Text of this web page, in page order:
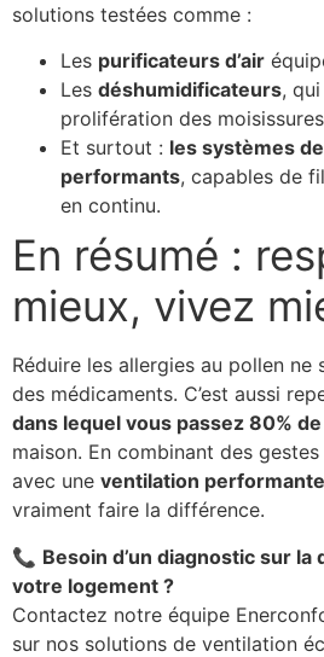
solutions testées comme :
Les purificateurs d’air
Les déshumidificateurs,
prolifération des
Et surtout : les systèmes
performants, capables de
en continu.
En résumé :
mieux, vivez
Réduire les allergies au pollen ne
des médicaments. C’est aussi
dans lequel vous passez 80%
maison. En combinant des
avec une ventilation performante
vraiment faire la différence.
📞 Besoin d’un diagnostic sur la
votre logement ?
Contactez notre équipe
sur nos solutions de ventilation